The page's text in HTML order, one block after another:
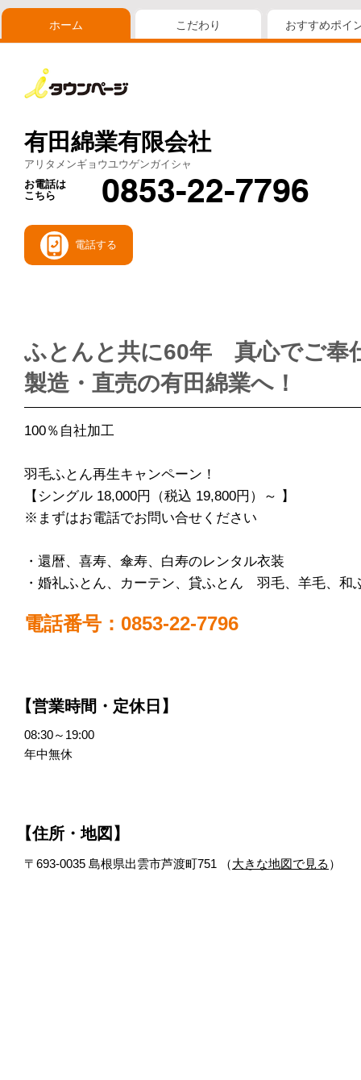
ホーム こだわり おすすめポイ
有田綿業有限会社
アリタメンギョウユウゲンガイシャ
お電話は
こちら
0853-22-7796
電話する
ふとんと共に60年 真心でご奉
製造・直売の有田綿業へ！
100％自社加工
羽毛ふとん再生キャンペーン！
【シングル 18,000円（税込 19,800円）～ 】
※まずはお電話でお問い合せください
・還暦、喜寿、傘寿、白寿のレンタル衣装
・婚礼ふとん、カーテン、貸ふとん 羽毛、羊毛、和
電話番号：0853-22-7796
【営業時間・定休日】
08:30～19:00
年中無休
【住所・地図】
〒693-0035 島根県出雲市芦渡町751 （大きな地図で見る ）